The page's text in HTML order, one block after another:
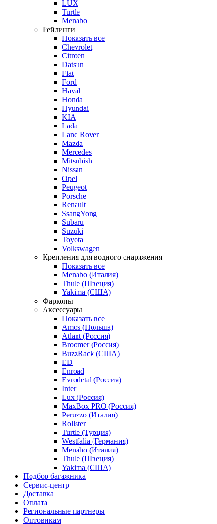
LUX
Turtle
Menabo
Рейлинги
Показать все
Chevrolet
Citroen
Datsun
Fiat
Ford
Haval
Honda
Hyundai
KIA
Lada
Land Rover
Mazda
Mercedes
Mitsubishi
Nissan
Opel
Peugeot
Porsche
Renault
SsangYong
Subaru
Suzuki
Toyota
Volkswagen
Крепления для водного снаряжения
Показать все
Menabo (Италия)
Thule (Швеция)
Yakima (США)
Фаркопы
Аксессуары
Показать все
Amos (Польша)
Atlant (Россия)
Broomer (Россия)
BuzzRack (США)
ED
Enroad
Evrodetal (Россия)
Inter
Lux (Россия)
MaxBox PRO (Россия)
Peruzzo (Италия)
Rollster
Turtle (Турция)
Westfalia (Германия)
Menabo (Италия)
Thule (Швеция)
Yakima (США)
Подбор багажника
Сервис-центр
Доставка
Оплата
Региональные партнеры
Оптовикам